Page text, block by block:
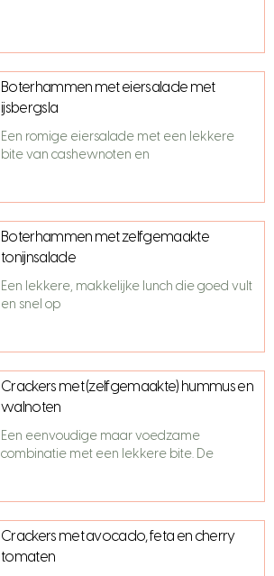
Boterhammen met eiersalade met
ijsbergsla
Een romige eiersalade met een lekkere
bite van cashewnoten en
Boterhammen met zelfgemaakte
tonijnsalade
Een lekkere, makkelijke lunch die goed vult
en snel op
Crackers met (zelfgemaakte) hummus en
walnoten
Een eenvoudige maar voedzame
combinatie met een lekkere bite. De
Crackers met avocado, feta en cherry
tomaten